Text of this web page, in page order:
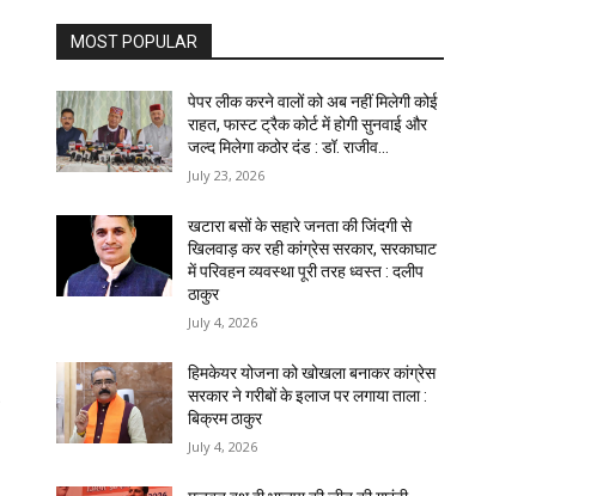
MOST POPULAR
पेपर लीक करने वालों को अब नहीं मिलेगी कोई
राहत, फास्ट ट्रैक कोर्ट में होगी सुनवाई और
जल्द मिलेगा कठोर दंड : डॉ. राजीव...
July 23, 2026
खटारा बसों के सहारे जनता की जिंदगी से
खिलवाड़ कर रही कांग्रेस सरकार, सरकाघाट
में परिवहन व्यवस्था पूरी तरह ध्वस्त : दलीप
ठाकुर
July 4, 2026
हिमकेयर योजना को खोखला बनाकर कांग्रेस
सरकार ने गरीबों के इलाज पर लगाया ताला :
बिक्रम ठाकुर
July 4, 2026